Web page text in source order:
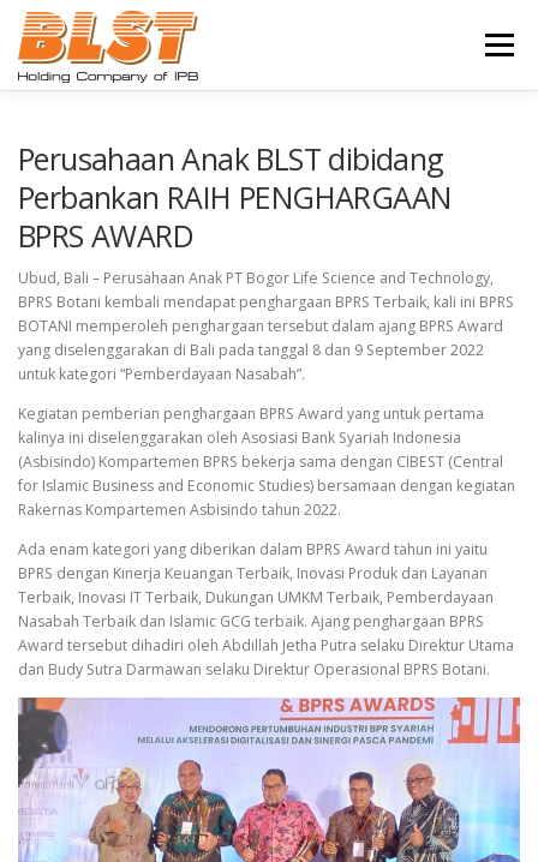
Lompat
konten
Menu
UNDUH INFORMASI
HUBUNGI KAMI
Perusahaan Anak BLST dibidang
Perbankan RAIH PENGHARGAAN
BPRS AWARD
Ubud, Bali – Perusahaan Anak PT Bogor Life Science and Technology,
BPRS Botani kembali mendapat penghargaan BPRS Terbaik, kali ini BPRS
BOTANI memperoleh penghargaan tersebut dalam ajang BPRS Award
yang diselenggarakan di Bali pada tanggal 8 dan 9 September 2022
untuk kategori “Pemberdayaan Nasabah”.
Kegiatan pemberian penghargaan BPRS Award yang untuk pertama
kalinya ini diselenggarakan oleh Asosiasi Bank Syariah Indonesia
(Asbisindo) Kompartemen BPRS bekerja sama dengan CIBEST (Central
for Islamic Business and Economic Studies) bersamaan dengan kegiatan
Rakernas Kompartemen Asbisindo tahun 2022.
Ada enam kategori yang diberikan dalam BPRS Award tahun ini yaitu
BPRS dengan Kinerja Keuangan Terbaik, Inovasi Produk dan Layanan
Terbaik, Inovasi IT Terbaik, Dukungan UMKM Terbaik, Pemberdayaan
Nasabah Terbaik dan Islamic GCG terbaik. Ajang penghargaan BPRS
Award tersebut dihadiri oleh Abdillah Jetha Putra selaku Direktur Utama
dan Budy Sutra Darmawan selaku Direktur Operasional BPRS Botani.